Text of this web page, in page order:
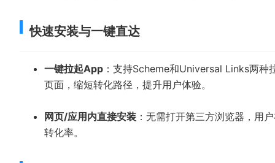
快速安装与一键直达
一键拉起App ：支持Scheme和Universal Links两
页面，缩短转化路径，提升用户体验。
网页/应用内直接安装 ：无需打开第三方浏览器，用
转化率。